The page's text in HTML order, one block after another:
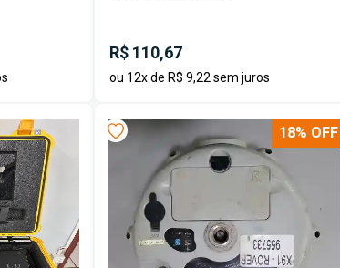
R$ 110,67
ou 12x de R$ 9,22 sem juros
18% OFF